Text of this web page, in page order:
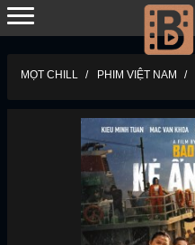
MỌT CHILL PHIM VIỆT NAM